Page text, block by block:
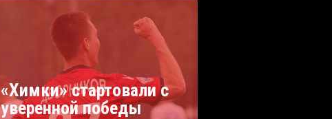
«Химки» стартовали с
уверенной победы